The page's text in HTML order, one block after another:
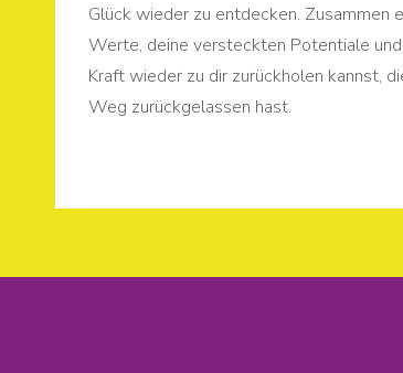
Glück wieder zu entdecken. Zusammen
Werte, deine versteckten Potentiale
Kraft wieder zu dir zurückholen kannst,
Weg zurückgelassen hast.